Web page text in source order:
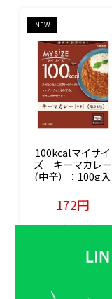
NEW
100kcalマイサイ
ズ　キーマカレー
(中辛）：100g入
172円
販売価格(税込)